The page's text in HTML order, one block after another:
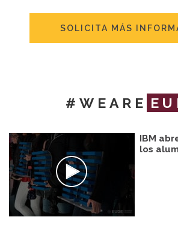
SOLICITA MÁS
#WEARE
IBM
los